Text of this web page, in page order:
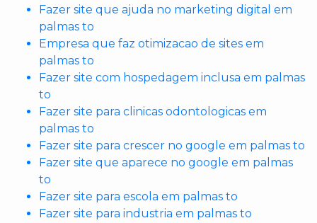
Fazer site que ajuda no marketing digital em
palmas to
Empresa que faz otimizacao de sites em
palmas to
Fazer site com hospedagem inclusa em palmas
to
Fazer site para clinicas odontologicas em
palmas to
Fazer site para crescer no google em palmas to
Fazer site que aparece no google em palmas
to
Fazer site para escola em palmas to
Fazer site para industria em palmas to